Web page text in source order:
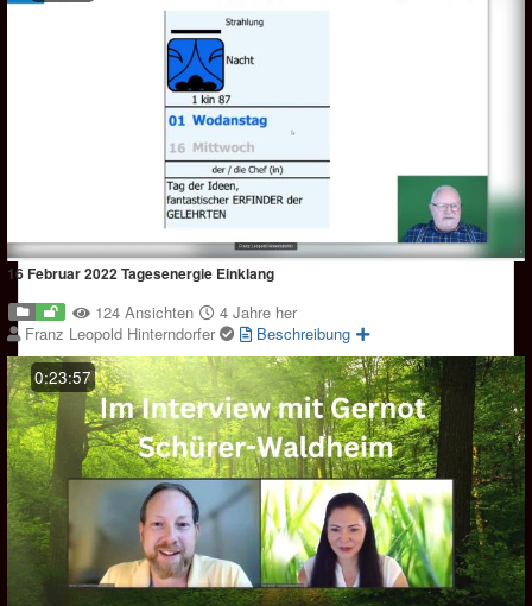
16 Februar 2022 Tagesenergie Einklang
124 Ansichten
4 Jahre her
Franz Leopold Hinterndorfer
Beschreibung
0:23:57